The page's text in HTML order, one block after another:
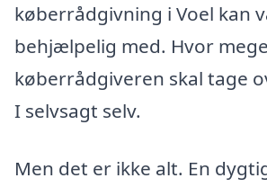
køberrådgivning i Voel kan
behjælpelig med. Hvor
køberrådgiveren skal tage
I selvsagt selv.
Men det er ikke alt. En